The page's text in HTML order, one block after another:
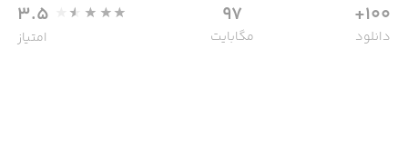
100+
دانلود
97
مگابایت
3.5
امتیاز